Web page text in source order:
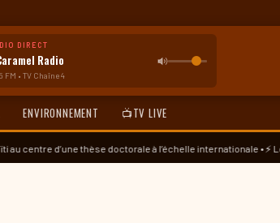
DIRECT
Radio
FM • TV Chaîne 4
ENVIRONNEMENT 📺TV LIVE
thèse doctorale à l’échelle internationale • ⚡ Le